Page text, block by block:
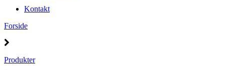
Kontakt
Forside
Produkter